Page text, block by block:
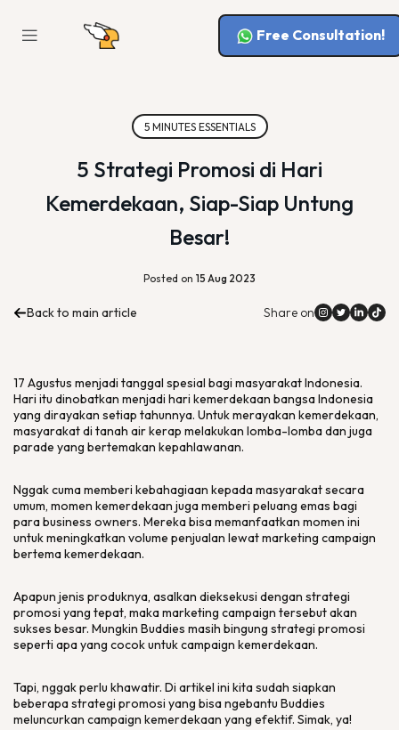
Free Consultation!
5 MINUTES ESSENTIALS
5 Strategi Promosi di Hari
Kemerdekaan, Siap-Siap Untung
Besar!
Posted on 15 Aug 2023
Back to main article Share on
17 Agustus menjadi tanggal spesial bagi masyarakat Indonesia.
Hari itu dinobatkan menjadi hari kemerdekaan bangsa Indonesia
yang dirayakan setiap tahunnya. Untuk merayakan kemerdekaan,
masyarakat di tanah air kerap melakukan lomba-lomba dan juga
parade yang bertemakan kepahlawanan.
Nggak cuma memberi kebahagiaan kepada masyarakat secara
umum, momen kemerdekaan juga memberi peluang emas bagi
parabusiness owners. Mereka bisa memanfaatkan momen ini
untuk meningkatkan volume penjualan lewatmarketing campaign
bertema kemerdekaan.
Apapun jenis produknya, asalkan dieksekusi dengan strategi
promosi yang tepat, makamarketing campaign tersebut akan
sukses besar. Mungkin Buddies masih bingung strategi promosi
seperti apa yang cocok untukcampaign kemerdekaan.
Tapi, nggak perlu khawatir. Di artikel ini kita sudah siapkan
beberapa strategi promosi yang bisa ngebantu Buddies
meluncurkan campaign kemerdekaan yang efektif. Simak, ya!